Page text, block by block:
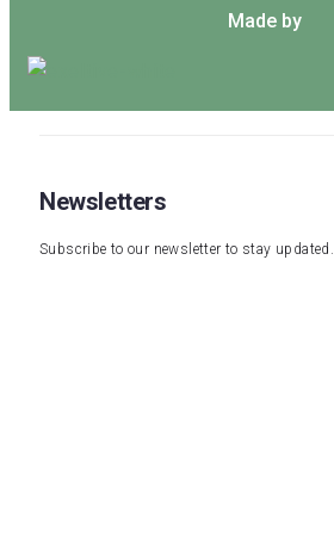
Made by
Newsletters
Subscribe to our newsletter to stay updated.